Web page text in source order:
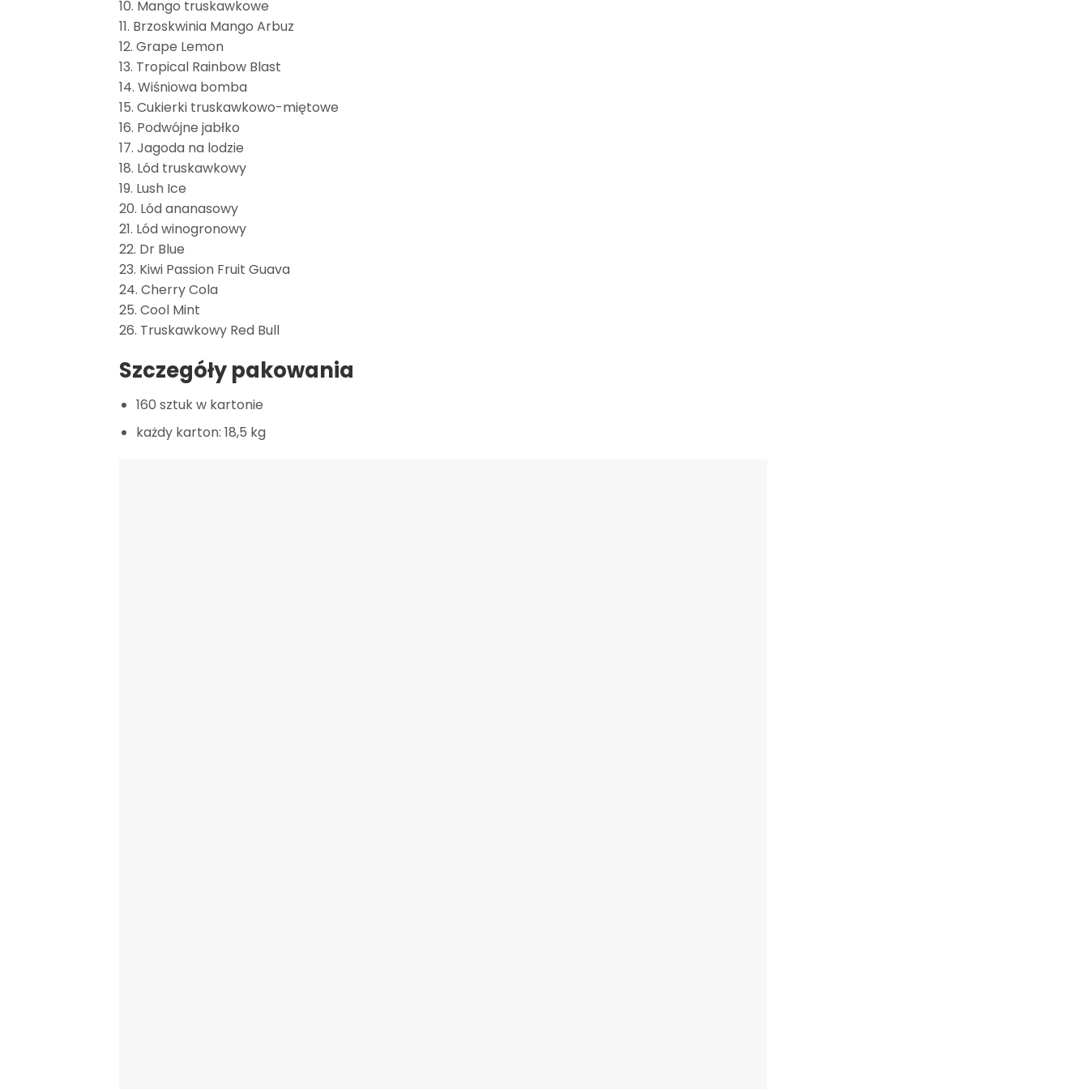
10. Mango truskawkowe
11. Brzoskwinia Mango Arbuz
12. Grape Lemon
13. Tropical Rainbow Blast
14. Wiśniowa bomba
15. Cukierki truskawkowo-miętowe
16. Podwójne jabłko
17. Jagoda na lodzie
18. Lód truskawkowy
19. Lush Ice
20. Lód ananasowy
21. Lód winogronowy
22. Dr Blue
23. Kiwi Passion Fruit Guava
24. Cherry Cola
25. Cool Mint
26. Truskawkowy Red Bull
Szczegóły pakowania
160 sztuk w kartonie
każdy karton: 18,5 kg